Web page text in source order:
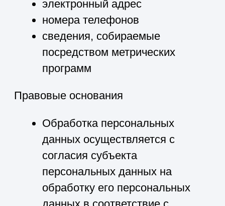
хранения персональных данных не
установлен федеральным законом,
договором, стороной которого,
выгодоприобретателем или
поручителем по которому является
7.10. Условием прекращения
может являться достижение целей
истечение срока действия согласия
субъекта персональных данных,
отзыв согласия субъектом
персональных данных или
персональных данных, а также
выявление неправомерной обработки
персональных данных.